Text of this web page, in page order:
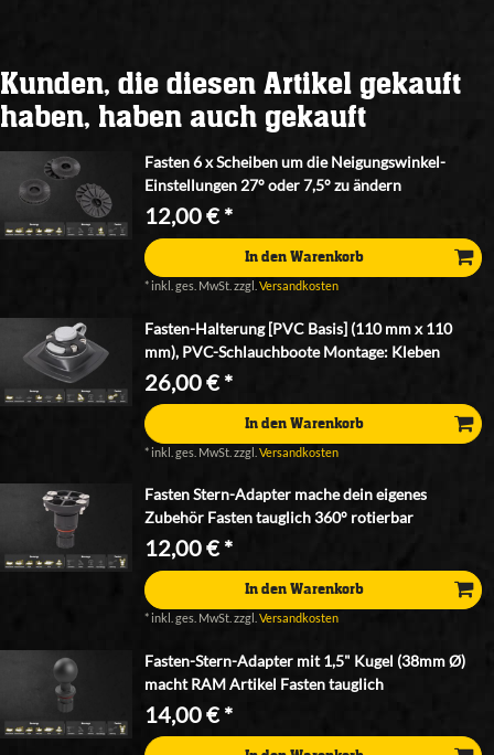
Kunden, die diesen Artikel gekauft
haben, haben auch gekauft
Fasten 6 x Scheiben um die Neigungswinkel-
Einstellungen 27° oder 7,5° zu ändern
12,00 € *
In den Warenkorb
*inkl. ges. MwSt. zzgl.Versandkosten
Fasten-Halterung [PVC Basis] (110 mm x 110
mm), PVC-Schlauchboote Montage: Kleben
26,00 € *
In den Warenkorb
*inkl. ges. MwSt. zzgl.Versandkosten
Fasten Stern-Adapter mache dein eigenes
Zubehör Fasten tauglich 360° rotierbar
12,00 € *
In den Warenkorb
*inkl. ges. MwSt. zzgl.Versandkosten
Fasten-Stern-Adapter mit 1,5" Kugel (38mm Ø)
macht RAM Artikel Fasten tauglich
14,00 € *